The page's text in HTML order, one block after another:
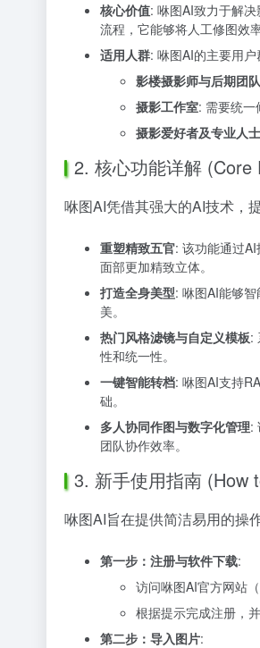
核心价值: 咻图AI致力于解
流程，它能够将人工修图效
适用人群: 咻图AI的主要用户
影楼摄影师与后期团队
摄影工作室: 需要统一
摄影爱好者及专业人士
2. 核心功能详解 (Core
咻图AI凭借其强大的AI技术，
重塑精致五官: 该功能通过
面部更加精致立体。
打造全身美型: 咻图AI能够
美。
热门风格滤镜与自定义模板:
性和统一性。
一键智能转档: 咻图AI支持
础。
多人协同作图与数字化管理:
团队协作效率。
3. 新手使用指南 (How
咻图AI旨在提供简洁易用的操
第一步：注册与软件下载:
访问咻图AI官方网站（
根据提示完成注册，
第二步：导入图片: